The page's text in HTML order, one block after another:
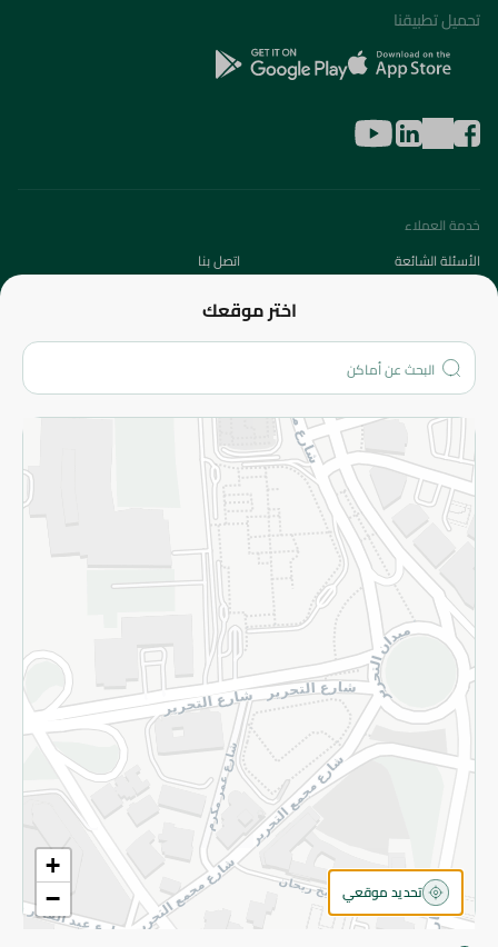
اختر موقعك
+
−
تحديد موقعي
تحميل تطبيقنا
خدمة العملاء
الأسئلة الشائعة
اتصل بنا
من نحن؟
الفروع
المزيد
الاسترجاع
سياسة الاستخدام
سياسة الخصوصية
قم بالتسجيل للنشرة
©2026 - Spinneys | جميع الحقوق محفوظة